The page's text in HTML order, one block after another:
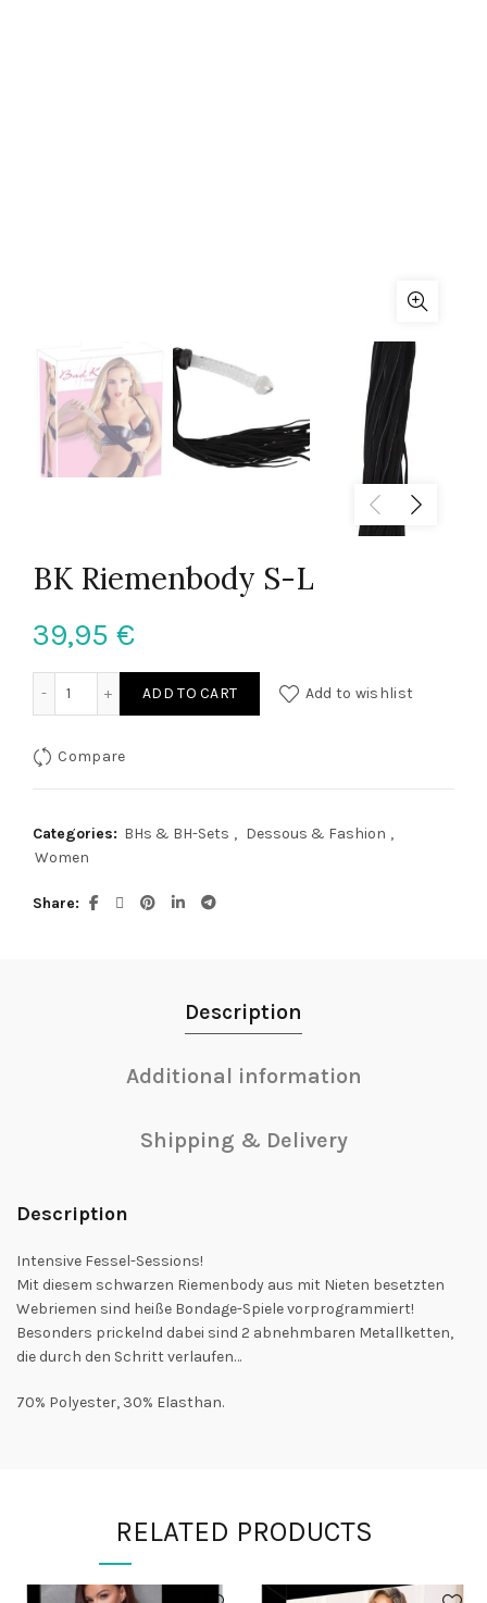
BK Riemenbody S-L
39,95 €
ADD TO CART Add to wishlist
Compare
Categories: BHs & BH-Sets , Dessous & Fashion ,
Women
Share
Description
Additional information
Shipping & Delivery
Description
Intensive Fessel-Sessions!
Mit diesem schwarzen Riemenbody aus mit Nieten besetzten
Webriemen sind heiße Bondage-Spiele vorprogrammiert!
Besonders prickelnd dabei sind 2 abnehmbaren Metallketten,
die durch den Schritt verlaufen…
70% Polyester, 30% Elasthan.
RELATED PRODUCTS